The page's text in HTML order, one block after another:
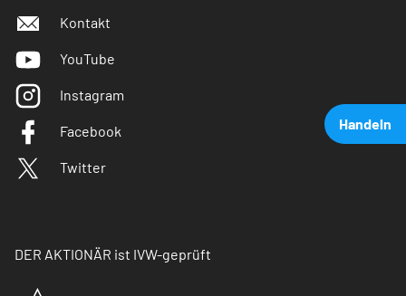
Handeln
Kontakt
YouTube
Instagram
Facebook
Twitter
DER AKTIONÄR ist IVW-geprüft